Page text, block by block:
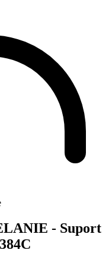
- Suport